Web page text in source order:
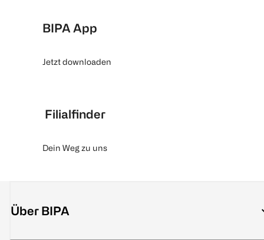
BIPA App
Jetzt downloaden
Filialfinder
Dein Weg zu uns
Über BIPA